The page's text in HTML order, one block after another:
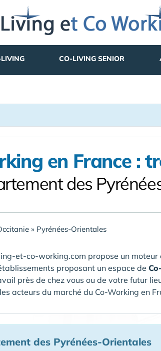
CO-LIVING SENIOR
en France :
des
» Pyrénées-Orientales
et-co-working.com propose un
proposant un espace de
près de chez vous ou de votre futur
acteurs du marché du Co-Working en
des Pyrénées-Orientales